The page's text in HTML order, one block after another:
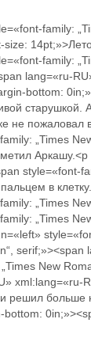
family:
size:
family:
lang=«ru-
bottom:
старушкой.
не пожаловал
„Times
style=«font-
в клетку.
„Times
„Times
New
xml:lang=«ru-
решил больше